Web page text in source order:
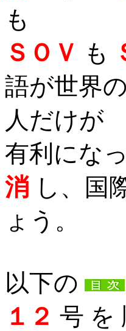
も
ＳＯＶ も
語が世界の
人だけが
有利にな
消 し、国
ょう。
以下の
１２ 号 を